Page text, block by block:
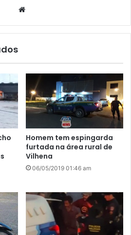
te
Homem tem espingarda
furtada na área rural de
Vilhena
06/05/2019 01:46 am